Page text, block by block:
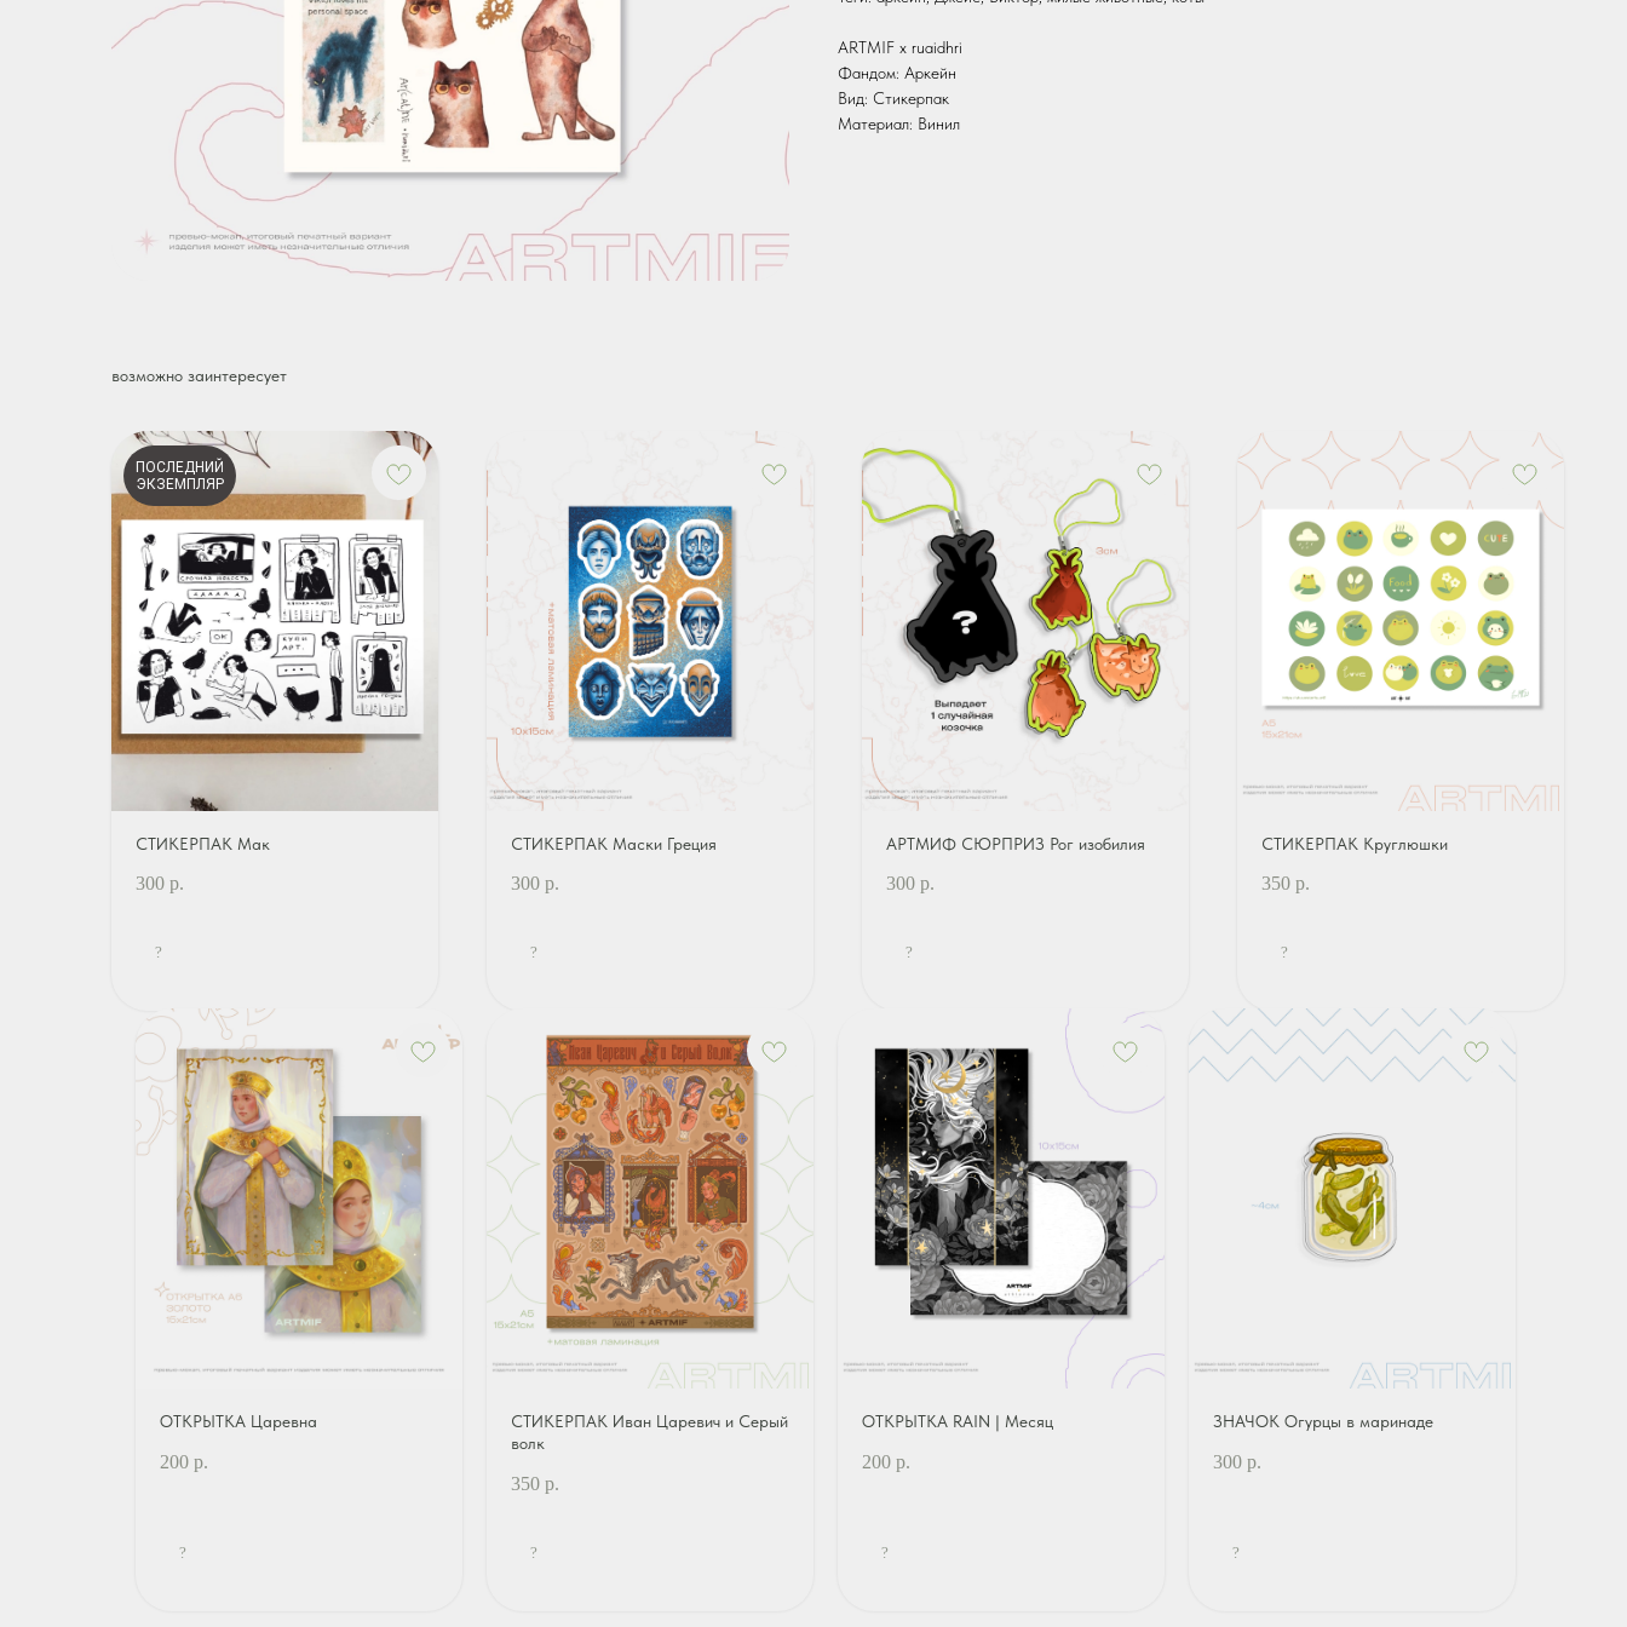
ARTMIF x ruaidhri
Фандом: Аркейн
Вид: Стикерпак
Материал: Винил
возможно заинтересует
ПОСЛЕДНИЙ
ЭКЗЕМПЛЯР
СТИКЕРПАК Мак
300 р.
?
СТИКЕРПАК Маски Греция
300 р.
?
АРТМИФ СЮРПРИЗ Рог изобилия
300 р.
?
СТИКЕРПАК Круглюшки
350 р.
?
ОТКРЫТКА Царевна
200 р.
?
СТИКЕРПАК Иван Царевич и Серый
волк
350 р.
?
ОТКРЫТКА RAIN | Месяц
200 р.
?
ЗНАЧОК Огурцы в маринаде
300 р.
?